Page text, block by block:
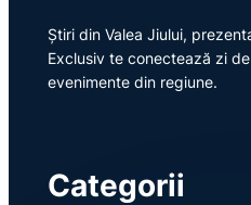
Știri din Valea Jiului,
Exclusiv te conectează zi
evenimente din regiune.
Categorii